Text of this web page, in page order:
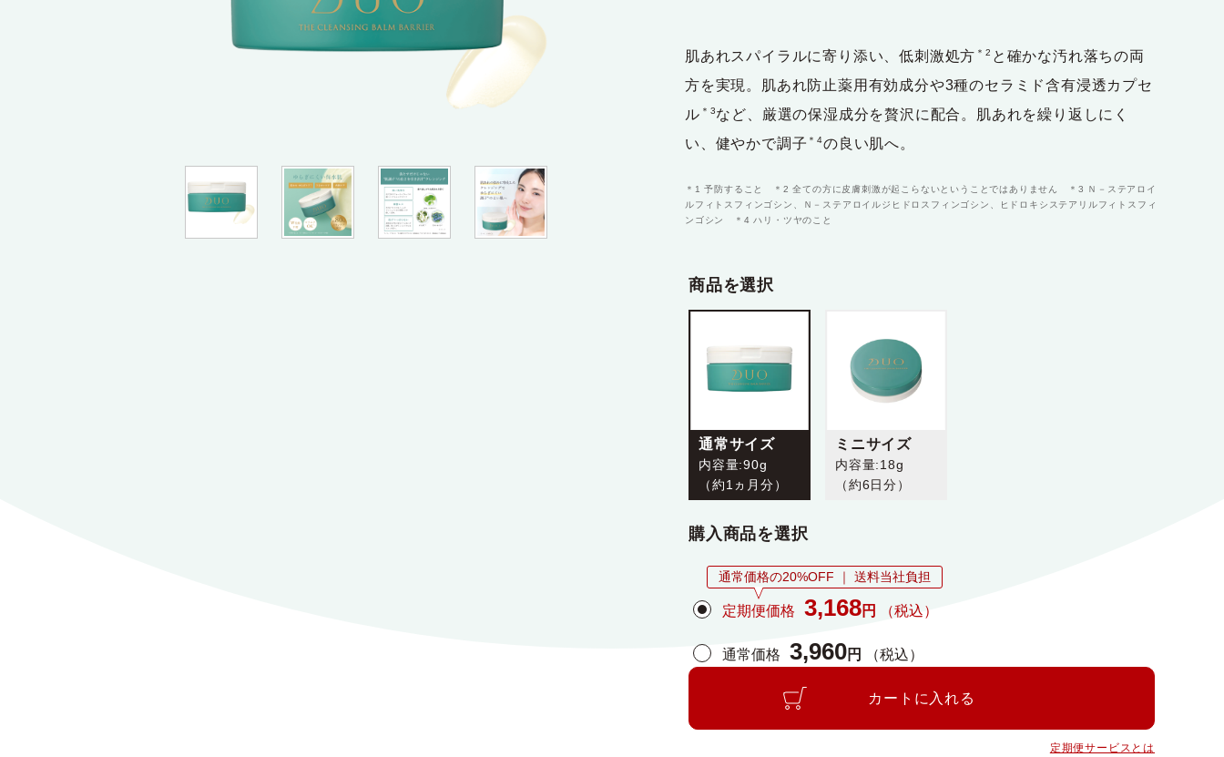
すべてのアイテム
肌あれスパイラルに寄り添い、低刺激処方 ＊2 と確かな汚れ落ちの両
方を実現。肌あれ防止薬用有効成分や3種のセラミド含有浸透カプセ
ル ＊3など、厳選の保湿成分を贅沢に配合。肌あれを繰り返しにく
い、健やかで調子 ＊4の良い肌へ。
＊1 予防すること ＊2 全ての方に皮膚刺激が起こらないということではありません ＊3 Ｎ－ステアロイ
ルフィトスフィンゴシン、Ｎ－ステアロイルジヒドロスフィンゴシン、ヒドロキシステアリルフィトスフィ
ンゴシン ＊4 ハリ・ツヤのこと
商品を選択
通常サイズ
内容量:90g
（約1ヵ月分）
ミニサイズ
内容量:18g
（約6日分）
購入商品を選択
定期便価格 3,168円 （税込）
通常価格の20%OFF ｜ 送料当社負担
通常価格 3,960円 （税込）
カートに入れる
定期便サービスとは